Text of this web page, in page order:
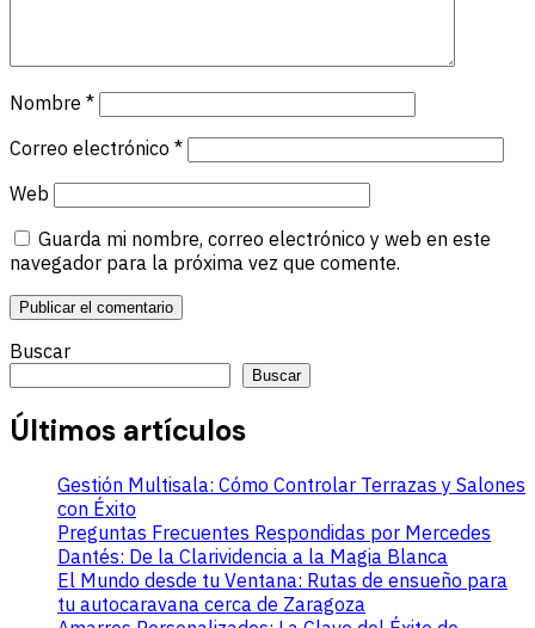
Nombre *
Correo electrónico *
Web
Guarda mi nombre, correo electrónico y web en este
navegador para la próxima vez que comente.
Buscar
Buscar
Últimos artículos
Gestión Multisala: Cómo Controlar Terrazas y Salones
con Éxito
Preguntas Frecuentes Respondidas por Mercedes
Dantés: De la Clarividencia a la Magia Blanca
El Mundo desde tu Ventana: Rutas de ensueño para
tu autocaravana cerca de Zaragoza